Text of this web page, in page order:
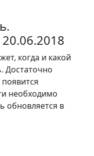
когда и какой
Достаточно
необходимо
обновляется в